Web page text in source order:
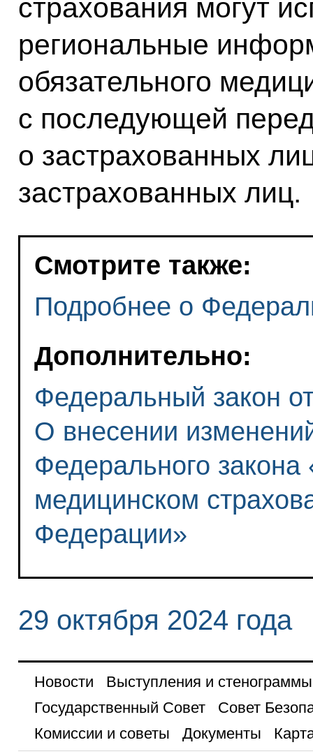
страхования могут
региональные
обязательного
с последующей
о застрахованных
застрахованных лиц.
Смотрите также:
Подробнее о
Дополнительно:
Федеральный закон
О внесении
Федерального
медицинском
Федерации»
29 октября 2024 года
Новости
Выступления и стенограммы
Государственный Совет
Совет
Комиссии и советы
Документы